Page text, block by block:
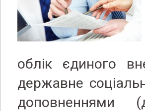
облік єдиного
державне